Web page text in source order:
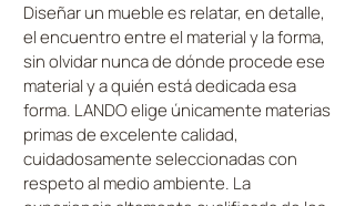
Diseñar un mueble es relatar, en detalle,
el encuentro entre el material y la forma,
sin olvidar nunca de dónde procede ese
material y a quién está dedicada esa
forma. LANDO elige únicamente materias
primas de excelente calidad,
cuidadosamente seleccionadas con
respeto al medio ambiente. La